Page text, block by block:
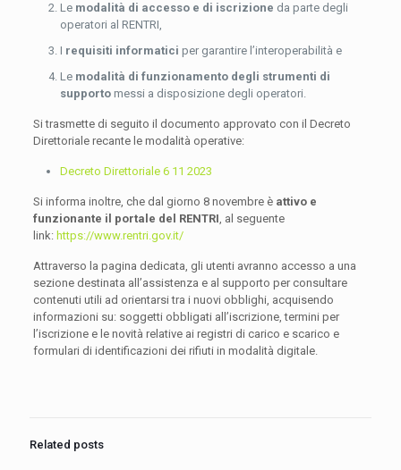
Le modalità di accesso e di iscrizione da parte degli
operatori al RENTRI,
I requisiti informatici per garantire l’interoperabilità e
Le modalità di funzionamento degli strumenti di
supportomessi a disposizione degli operatori.
Si trasmette di seguito il documento approvato con il Decreto
Direttoriale recante le modalità operative:
Decreto Direttoriale 6 11 2023
Si informa inoltre, che dal giorno 8 novembre è attivo e
funzionante il portale del RENTRI, al seguente
link: https://www.rentri.gov.it/
Attraverso la pagina dedicata, gli utenti avranno accesso a una
sezione destinata all’assistenza e al supporto per consultare
contenuti utili ad orientarsi tra i nuovi obblighi, acquisendo
informazioni su: soggetti obbligati all’iscrizione, termini per
l’iscrizione e le novità relative ai registri di carico e scarico e
formulari di identificazioni dei rifiuti in modalità digitale.
Related posts